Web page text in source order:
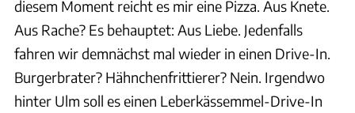
diesem Moment reicht es mir eine Pizza. Aus Knete.
Aus Rache? Es behauptet: Aus Liebe. Jedenfalls
fahren wir demnächst mal wieder in einen Drive-In.
Burgerbrater? Hähnchenfrittierer? Nein. Irgendwo
hinter Ulm soll es einen Leberkässemmel-Drive-In